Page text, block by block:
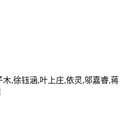
,徐钰涵,叶上庄,依灵,邬嘉睿,蒋